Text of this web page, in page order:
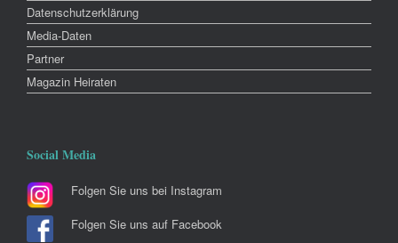
Datenschutzerklärung
Media-Daten
Partner
Magazin Heiraten
Social Media
Folgen Sie uns bei Instagram
Folgen Sie uns auf Facebook